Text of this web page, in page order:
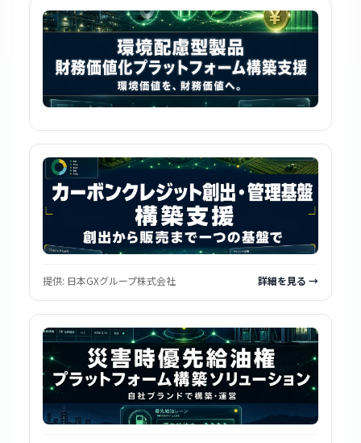
提供: 日本GXグループ株式会社 詳細を見る →